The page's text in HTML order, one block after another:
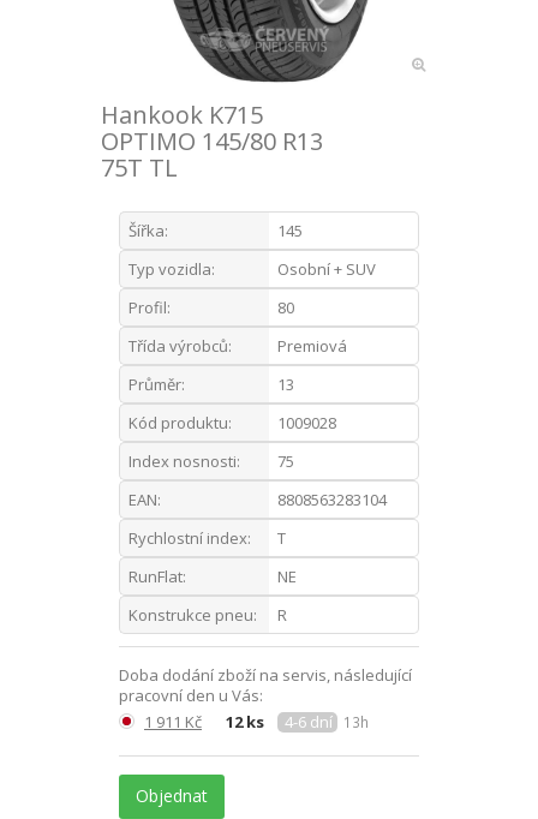
Hankook K715
OPTIMO 145/80 R13
75T TL
Šířka:
145
Typ vozidla:
Osobní + SUV
Profil:
80
Třída výrobců:
Premiová
Průměr:
13
Kód produktu:
1009028
Index nosnosti:
75
EAN:
8808563283104
Rychlostní index:
T
RunFlat:
NE
Konstrukce pneu:
R
Doba dodání zboží na servis, následující
pracovní den u Vás:
1 911 Kč
12 ks 4-6 dní 13h
Objednat